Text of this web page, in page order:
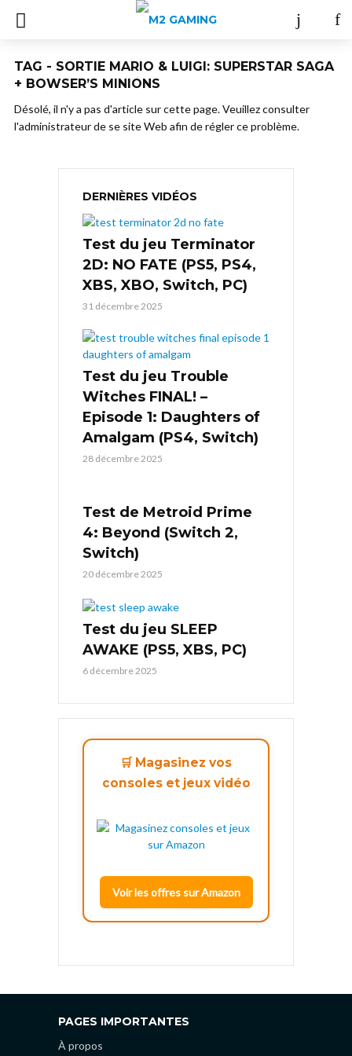
TAG - SORTIE MARIO & LUIGI: SUPERSTAR SAGA
+ BOWSER’S MINIONS
Désolé, il n'y a pas d'article sur cette page. Veuillez consulter
l'administrateur de se site Web afin de régler ce problème.
DERNIÈRES VIDÉOS
Test du jeu Terminator
2D: NO FATE (PS5, PS4,
XBS, XBO, Switch, PC)
31 décembre 2025
Test du jeu Trouble
Witches FINAL! –
Episode 1: Daughters of
Amalgam (PS4, Switch)
28 décembre 2025
Test de Metroid Prime
4: Beyond (Switch 2,
Switch)
20 décembre 2025
Test du jeu SLEEP
AWAKE (PS5, XBS, PC)
6 décembre 2025
🛒 Magasinez vos
consoles et jeux vidéo
Voir les offres sur Amazon
PAGES IMPORTANTES
À propos